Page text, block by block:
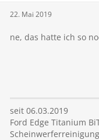
22. Mai 2019
ne, das hatte ich so
seit 06.03.2019
Ford Edge Titanium